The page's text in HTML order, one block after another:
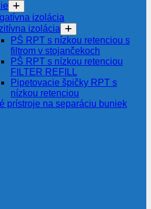
izolácia
izolácia
PŠ RPT s nízkou retenciou s
filtrom v stojančekoch
PŠ RPT s nízkou retenciou
FILTER REFILL
Pipetovacie špičky RPT s
nízkou retenciou
prístroje na separáciu buniek